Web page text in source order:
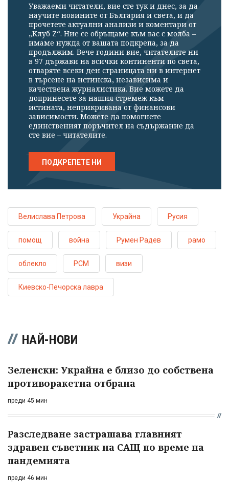
Уважаеми читатели, вие сте тук и днес, за да
научите новините от България и света, и да
прочетете актуални анализи и коментари от
„Клуб Z“. Ние се обръщаме към вас с молба –
имаме нужда от вашата подкрепа, за да
продължим. Вече години вие, читателите ни
в 97 държави на всички континенти по света,
отваряте всеки ден страницата ни в интернет
в търсене на истинска, независима и
качествена журналистика. Вие можете да
допринесете за нашия стремеж към
истината, неприкривана от финансови
зависимости. Можете да помогнете
единственият поръчител на съдържание да
сте вие – читателите.
ПОДКРЕПЕТЕ НИ
Велислава Петрова Украйна Русия
помощ война Румен Радев рамо
облекло РСМ визи
Киевско-Печорска лавра
НАЙ-НОВИ
Зеленски: Украйна е близо до собствена
противоракетна отбрана
преди 45 мин
Разследване застрашава главният
здравен съветник на САЩ по време на
пандемията
преди 46 мин